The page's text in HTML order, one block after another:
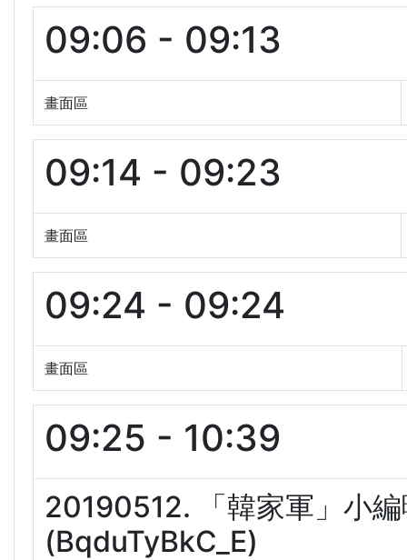
09:06 - 09:13
畫面區
09:14 - 09:23
畫面區
09:24 - 09:24
畫面區
09:25 - 10:39
20190512. 「韓家軍」小
(BqduTyBkC_E)